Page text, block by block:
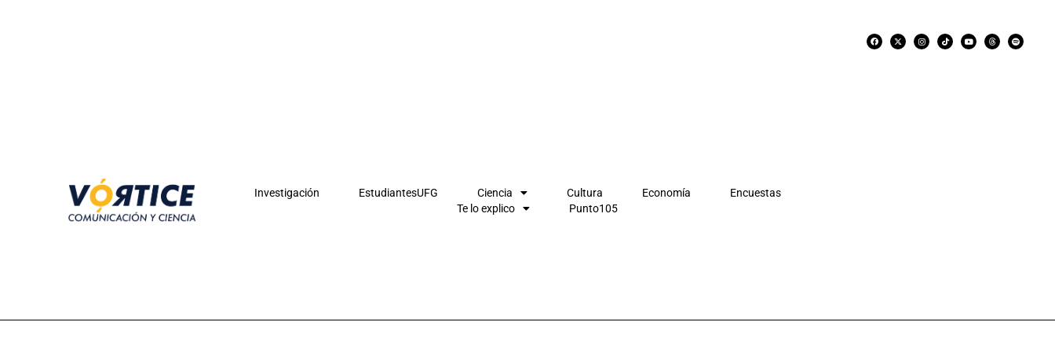
Investigación EstudiantesUFG Ciencia Cultura Economía
Encuestas
Te lo explico
Punto105